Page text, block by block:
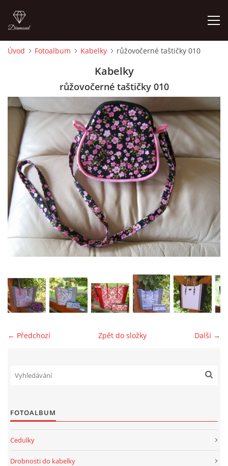
CEDULKY
MOJE POSLEDNÍ PRÁCE
jk-laguna@seznam.cz
© 2025 eStránky.cz
Úvod Fotoalbum Kabelky růžovočerné taštičky 010
Kabelky
růžovočerné taštičky 010
← Předchozí Další →
Zpět do složky
FOTOALBUM
Cedulky
Drobnosti do kabelky